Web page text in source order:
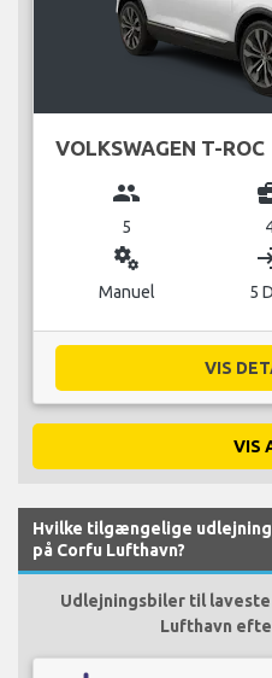
VOLKSWAGEN T-ROC
group
5
miscellaneous_services
Manuel 5
VIS
VIS
Hvilke tilgængelige
på Corfu Lufthavn?
Udlejningsbiler til
Lufthavn